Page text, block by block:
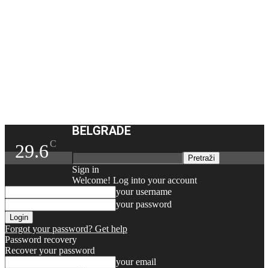
29.6C
BELGRADE
Sign in
Welcome! Log into your account
your username
your password
Forgot your password? Get help
Password recovery
Recover your password
your email